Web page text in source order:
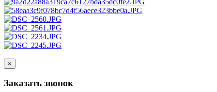
×
Заказать звонок